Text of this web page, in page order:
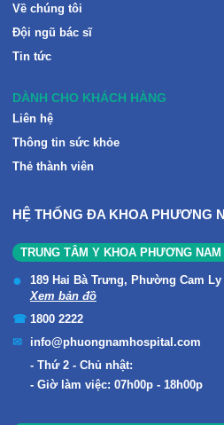
Về chúng tôi
Đội ngũ bác sĩ
Tin tức
DÀNH CHO KHÁCH HÀNG
Liên hệ
Thông tin sức khỏe
Thẻ thành viên
HỆ THỐNG ĐA KHOA PHƯƠNG
TRUNG TÂM Y KHOA PHƯƠNG
189 Hai Bà Trưng, Phường Cam
Xem bản đồ
1800 2222
info@phuongnamhospital.com
Thứ 2 - Chủ nhật:
Giờ làm việc: 07h00p - 18h00p